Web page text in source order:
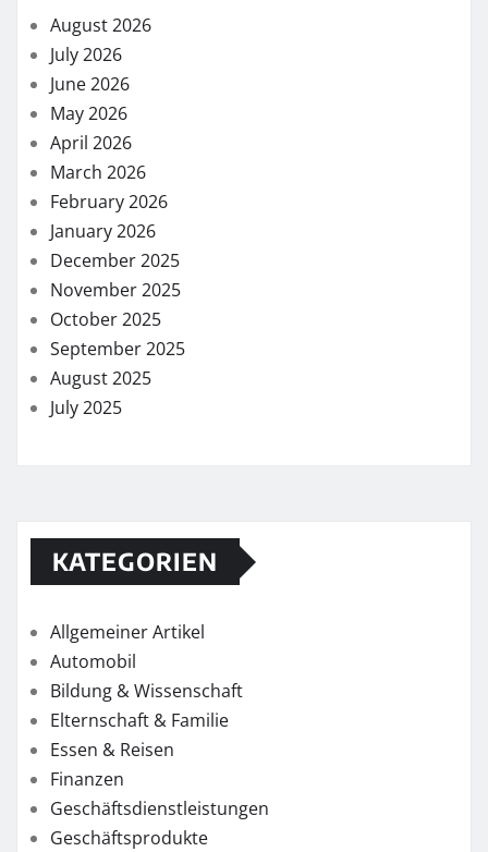
August 2026
July 2026
June 2026
May 2026
April 2026
March 2026
February 2026
January 2026
December 2025
November 2025
October 2025
September 2025
August 2025
July 2025
KATEGORIEN
Allgemeiner Artikel
Automobil
Bildung & Wissenschaft
Elternschaft & Familie
Essen & Reisen
Finanzen
Geschäftsdienstleistungen
Geschäftsprodukte